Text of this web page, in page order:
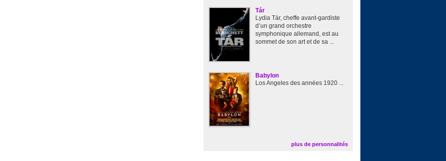
Tár
Lydia Tár, cheffe avant-gardiste
d’un grand orchestre
symphonique allemand, est au
sommet de son art et de sa ...
Babylon
Los Angeles des années 1920 ...
plus de personnalités